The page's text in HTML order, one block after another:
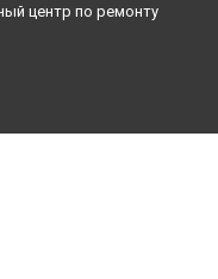
центр по ремонту